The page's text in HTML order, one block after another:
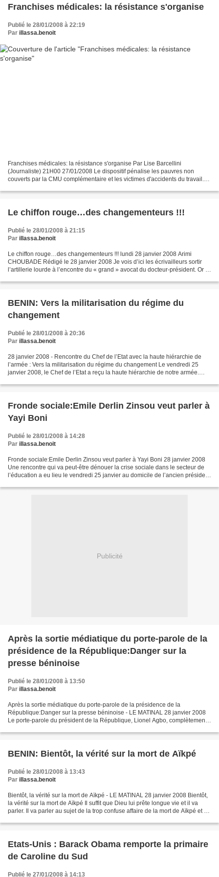
Franchises médicales: la résistance s'organise
Publié le 28/01/2008 à 22:19
Par illassa.benoit
Franchises médicales: la résistance s'organise Par Lise Barcellini
(Journaliste) 21H00 27/01/2008 Le dispositif pénalise les pauvres non
couverts par la CMU complémentaire et les victimes d'accidents du travail.
Le chiffon rouge…des changementeurs !!!
Publié le 28/01/2008 à 21:15
Par illassa.benoit
Le chiffon rouge…des changementeurs !!! lundi 28 janvier 2008 Arimi
CHOUBADE Rédigé le 28 janvier 2008 Je vois d’ici les écrivailleurs sortir
l’artillerie lourde à l’encontre du « grand » avocat du docteur-président. Or à
BENIN: Vers la militarisation du régime du
changement
Publié le 28/01/2008 à 20:36
Par illassa.benoit
28 janvier 2008 - Rencontre du Chef de l’Etat avec la haute hiérarchie de
l’armée : Vers la militarisation du régime du changement Le vendredi 25
janvier 2008, le Chef de l’Etat a reçu la haute hiérarchie de notre armée.
Fronde sociale:Emile Derlin Zinsou veut parler à
Yayi Boni
Publié le 28/01/2008 à 14:28
Par illassa.benoit
Fronde sociale:Emile Derlin Zinsou veut parler à Yayi Boni 28 janvier 2008
Une rencontre qui va peut-être dénouer la crise sociale dans le secteur de
l’éducation a eu lieu le vendredi 25 janvier au domicile de l’ancien président
Publicité
Après la sortie médiatique du porte-parole de la
présidence de la République:Danger sur la
presse béninoise
Publié le 28/01/2008 à 13:50
Par illassa.benoit
Après la sortie médiatique du porte-parole de la présidence de la
République:Danger sur la presse béninoise - LE MATINAL 28 janvier 2008
Le porte-parole du président de la République, Lionel Agbo, complètement
BENIN: Bientôt, la vérité sur la mort de Aïkpé
Publié le 28/01/2008 à 13:43
Par illassa.benoit
Bientôt, la vérité sur la mort de Aïkpé - LE MATINAL 28 janvier 2008 Bientôt,
la vérité sur la mort de Aïkpé Il suffit que Dieu lui prête longue vie et il va
parler. Il va parler au sujet de la trop confuse affaire de la mort de Aïkpé et de
Etats-Unis : Barack Obama remporte la primaire
de Caroline du Sud
Publié le 27/01/2008 à 14:13